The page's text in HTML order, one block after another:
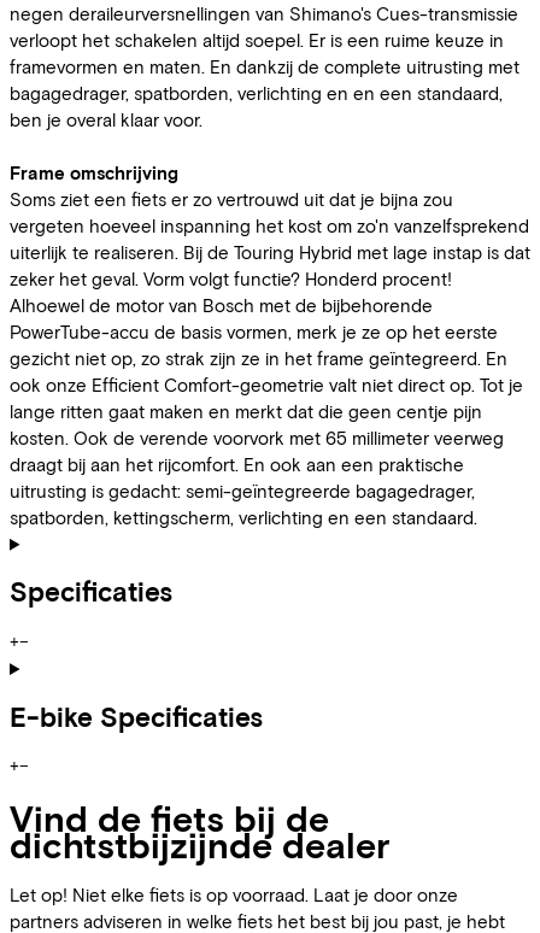
negen deraileurversnellingen van Shimano's Cues-transmissie
verloopt het schakelen altijd soepel. Er is een ruime keuze in
framevormen en maten. En dankzij de complete uitrusting met
bagagedrager, spatborden, verlichting en en een standaard,
ben je overal klaar voor.
Frame omschrijving
Soms ziet een fiets er zo vertrouwd uit dat je bijna zou
vergeten hoeveel inspanning het kost om zo'n vanzelfsprekend
uiterlijk te realiseren. Bij de Touring Hybrid met lage instap is dat
zeker het geval. Vorm volgt functie? Honderd procent!
Alhoewel de motor van Bosch met de bijbehorende
PowerTube-accu de basis vormen, merk je ze op het eerste
gezicht niet op, zo strak zijn ze in het frame geïntegreerd. En
ook onze Efficient Comfort-geometrie valt niet direct op. Tot je
lange ritten gaat maken en merkt dat die geen centje pijn
kosten. Ook de verende voorvork met 65 millimeter veerweg
draagt bij aan het rijcomfort. En ook aan een praktische
uitrusting is gedacht: semi-geïntegreerde bagagedrager,
spatborden, kettingscherm, verlichting en een standaard.
Specificaties
+−
E-bike Specificaties
+−
Vind de fiets bij de
dichtstbijzijnde dealer
Let op! Niet elke fiets is op voorraad. Laat je door onze
partners adviseren in welke fiets het best bij jou past, je hebt